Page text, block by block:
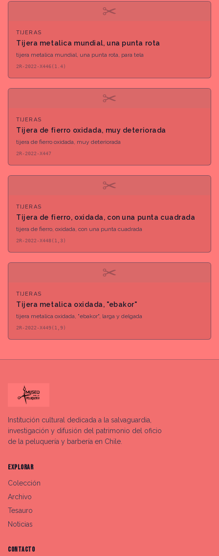
✂
TIJERAS
Tijera metalica mundial, una punta rota
tijera metalica mundial, una punta rota, para tela
2R-2022-X446(1.4)
✂
TIJERAS
Tijera de fierro oxidada, muy deteriorada
tijera de fierro oxidada, muy deteriorada
2R-2022-X447
✂
TIJERAS
Tijera de fierro, oxidada, con una punta cuadrada
tijera de fierro, oxidada, con una punta cuadrada
2R-2022-X448(1,3)
✂
TIJERAS
Tijera metalica oxidada, "ebakor"
tijera metalica oxidada, "ebakor", larga y delgada
2R-2022-X449(1,9)
Institución cultural dedicada a la salvaguardia,
investigación y difusión del patrimonio del oficio
de la peluquería y barbería en Chile.
EXPLORAR
Colección
Archivo
Tesauro
Noticias
CONTACTO